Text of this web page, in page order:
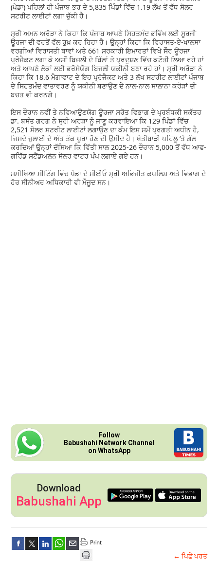
(ਪੇਡਾ) ਪਹਿਲਾਂ ਹੀ ਪੰਜਾਬ ਭਰ ਦੇ 5,835 ਪਿੰਡਾਂ ਵਿੱਚ 1.19 ਲੱਖ ਤੋਂ ਵੱਧ ਸੋਲਰ
ਸਟਰੀਟ ਲਾਈਟਾਂ ਲਗਾ ਚੁੱਕੀ ਹੈ।
ਸ੍ਰੀ ਅਮਨ ਅਰੋੜਾ ਨੇ ਕਿਹਾ ਕਿ ਪੰਜਾਬ ਆਪਣੇ ਸਿਹਤਮੰਦ ਭਵਿੱਖ ਲਈ ਸੂਰਜੀ
ਊਰਜਾ ਦੀ ਵਰਤੋਂ ਵੱਲ ਰੁਖ਼ ਕਰ ਰਿਹਾ ਹੈ। ਉਨ੍ਹਾਂ ਕਿਹਾ ਕਿ ਵਿਰਾਸਤ-ਏ-ਖਾਲਸਾ
ਵਰਗੀਆਂ ਵਿਰਾਸਤੀ ਥਾਵਾਂ ਅਤੇ 661 ਸਰਕਾਰੀ ਇਮਾਰਤਾਂ ਵਿਖੇ ਸੌਰ ਊਰਜਾ
ਪ੍ਰੋਜੈਕਟ ਲਗਾ ਕੇ ਅਸੀਂ ਬਿਜਲੀ ਦੇ ਬਿੱਲਾਂ ਤੇ ਪ੍ਰਦੂਸ਼ਣ ਵਿੱਚ ਕਟੌਤੀ ਲਿਆ ਰਹੇ ਹਾਂ
ਅਤੇ ਆਪਣੇ ਲੋਕਾਂ ਲਈ ਭਰੋਸੇਯੋਗ ਬਿਜਲੀ ਯਕੀਨੀ ਬਣਾ ਰਹੇ ਹਾਂ। ਸ੍ਰੀ ਅਰੋੜਾ ਨੇ
ਕਿਹਾ ਕਿ 18.6 ਮੈਗਾਵਾਟ ਦੇ ਇਹ ਪ੍ਰੋਜੈਕਟ ਅਤੇ 3 ਲੱਖ ਸਟਰੀਟ ਲਾਈਟਾਂ ਪੰਜਾਬ
ਦੇ ਸਿਹਤਮੰਦ ਵਾਤਾਵਰਣ ਨੂੰ ਯਕੀਨੀ ਬਣਾਉਣ ਦੇ ਨਾਲ-ਨਾਲ ਸਾਲਾਨਾ ਕਰੋੜਾਂ ਦੀ
ਬਚਤ ਵੀ ਕਰਨਗੇ।
ਇਸ ਦੌਰਾਨ ਨਵੀਂ ਤੇ ਨਵਿਆਉਣਯੋਗ ਊਰਜਾ ਸਰੋਤ ਵਿਭਾਗ ਦੇ ਪ੍ਰਬੰਧਕੀ ਸਕੱਤਰ
ਡਾ. ਬਸੰਤ ਗਰਗ ਨੇ ਸ੍ਰੀ ਅਰੋੜਾ ਨੂੰ ਜਾਣੂ ਕਰਵਾਇਆ ਕਿ 129 ਪਿੰਡਾਂ ਵਿੱਚ
2,521 ਸੋਲਰ ਸਟਰੀਟ ਲਾਈਟਾਂ ਲਗਾਉਣ ਦਾ ਕੰਮ ਇਸ ਸਮੇਂ ਪ੍ਰਗਤੀ ਅਧੀਨ ਹੈ,
ਜਿਸਦੇ ਜੁਲਾਈ ਦੇ ਅੰਤ ਤੱਕ ਪੂਰਾ ਹੋਣ ਦੀ ਉਮੀਦ ਹੈ। ਖੇਤੀਬਾੜੀ ਪਹਿਲੂ ‘ਤੇ ਗੱਲ
ਕਰਦਿਆਂ ਉਨ੍ਹਾਂ ਦੱਸਿਆ ਕਿ ਵਿੱਤੀ ਸਾਲ 2025-26 ਦੌਰਾਨ 5,000 ਤੋਂ ਵੱਧ ਆਫ-
ਗਰਿੱਡ ਸਟੈਂਡਅਲੋਨ ਸੋਲਰ ਵਾਟਰ ਪੰਪ ਲਗਾਏ ਗਏ ਹਨ।
ਸਮੀਖਿਆ ਮੀਟਿੰਗ ਵਿੱਚ ਪੇਡਾ ਦੇ ਸੀਈਓ ਸ੍ਰੀ ਅਭਿਜੀਤ ਕਪਲਿਸ਼ ਅਤੇ ਵਿਭਾਗ ਦੇ
ਹੋਰ ਸੀਨੀਅਰ ਅਧਿਕਾਰੀ ਵੀ ਮੌਜੂਦ ਸਨ।
Follow
Babushahi Network Channel
on WhatsApp
Download
Babushahi App
← ਪਿਛੇ ਪਰਤੋ